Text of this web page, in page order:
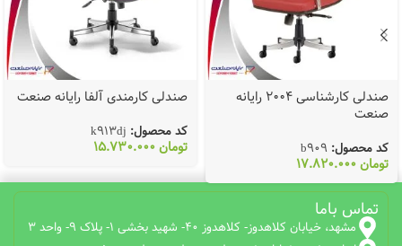
صندلی کارشناسی 2004 رایانه
صنعت
کد محصول: b909
تومان
صندلی کارمندی آلفا رایانه صنعت
کد محصول: k913dj
تومان
تماس باما
مشهد، خیابان کلاهدوز- کلاهدوز 40- شهید بخشی 1- پلاک 9- واحد 3